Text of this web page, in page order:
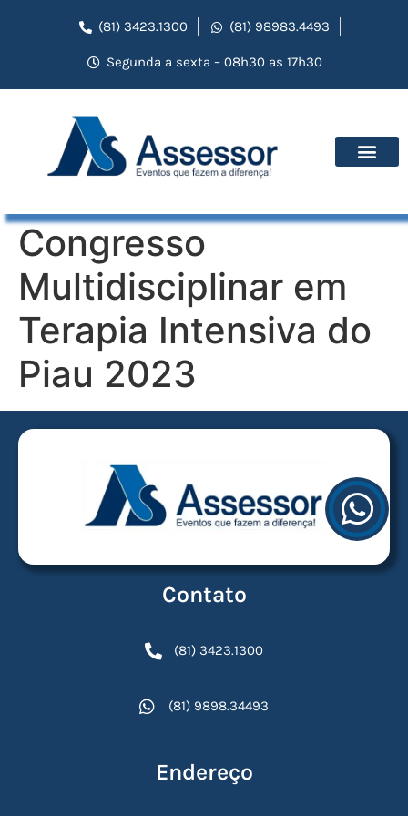
(81) 3423.1300 (81) 98983.4493
Segunda a sexta – 08h30 as 17h30
Congresso
Multidisciplinar em
Terapia Intensiva do
Piau 2023
Contato
(81) 3423.1300
(81) 9898.34493
Endereço